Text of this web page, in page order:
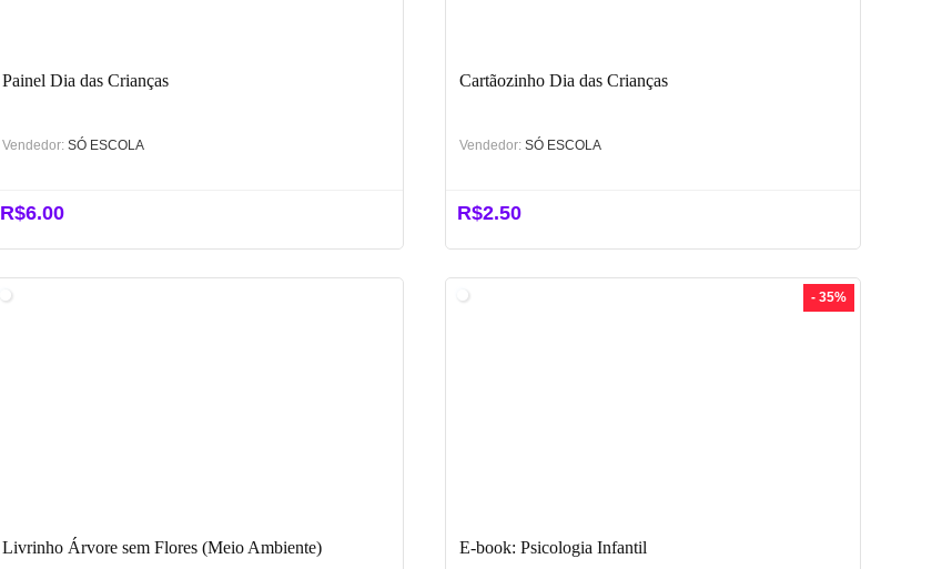
Painel Dia das Crianças
Vendedor: SÓ ESCOLA
R$6.00
Cartãozinho Dia das Crianças
Vendedor: SÓ ESCOLA
R$2.50
Livrinho Árvore sem Flores (Meio Ambiente)
- 35%
E-book: Psicologia Infantil